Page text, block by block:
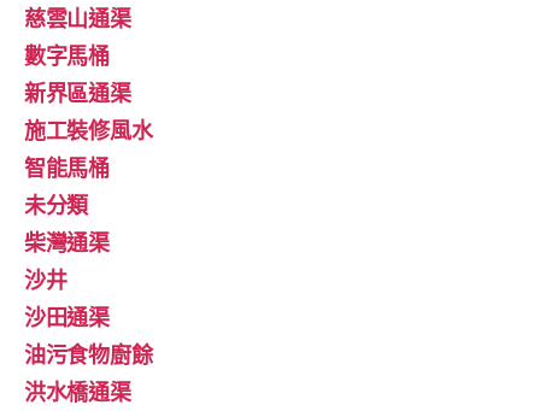
慈雲山通渠
數字馬桶
新界區通渠
施工裝修風水
智能馬桶
未分類
柴灣通渠
沙井
沙田通渠
油污食物廚餘
洪水橋通渠